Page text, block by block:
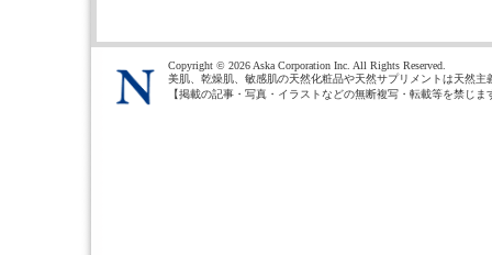
Copyright © 2026 Aska Corporation Inc. All Rights Reserved.
美肌、乾燥肌、敏感肌の天然化粧品や天然サプリメントは天然主
【掲載の記事・写真・イラストなどの無断複写・転載等を禁じま